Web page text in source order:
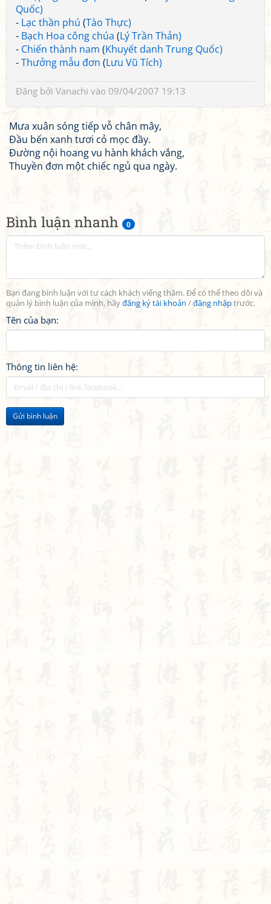
Bình luận nhanh 0
Bạn đang bình luận với tư cách khách viếng thăm. Để có thể theo dõi và
quản lý bình luận của mình, hãyđăng ký tài khoản /đăng nhậptrước.
Tên của bạn:
Thông tin liên hệ:
Gửi bình luận
Quốc)
- Lạc thần phú (Tào Thực)
- Bạch Hoa công chúa (Lý Trần Thản)
- Chiến thành nam (Khuyết danh Trung Quốc)
-Thưởng mẫu đơn (Lưu Vũ Tích)
Đăng bởi Vanachi vào 09/04/2007 19:13
Mưa xuân sóng tiếp vỗ chân mây,
Đầu bến xanh tươi cỏ mọc đầy.
Đường nội hoang vu hành khách vắng,
Thuyền đơn một chiếc ngủ qua ngày.